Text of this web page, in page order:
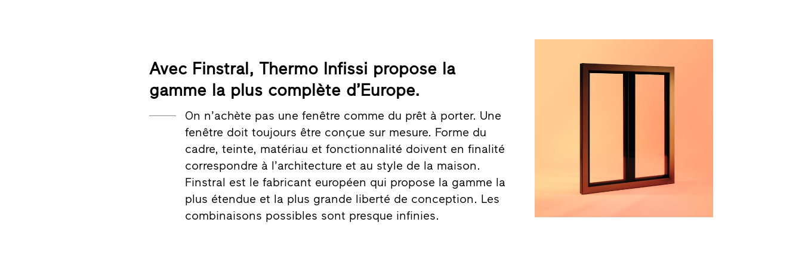
Avec Finstral, Thermo Infissi propose la
gamme la plus complète d’Europe.
On n’achète pas une fenêtre comme du prêt à porter. Une
fenêtre doit toujours être conçue sur mesure. Forme du
cadre, teinte, matériau et fonctionnalité doivent en finalité
correspondre à l’architecture et au style de la maison.
Finstral est le fabricant européen qui propose la gamme la
plus étendue et la plus grande liberté de conception. Les
combinaisons possibles sont presque infinies.